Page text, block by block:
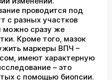
проводится под
с разных участков
можно сразу же
Кроме того, мазок
маркеры ВПЧ –
имеют характерную
– это
с помощью биопсии.